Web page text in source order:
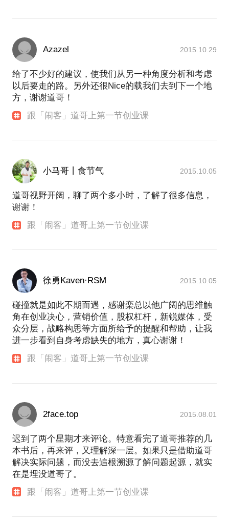
Azazel 2015.10.29
给了不少好的建议，使我们从另一种角度分析和考虑
以后要走的路。另外还很Nice的载我们去到下一个地
方，谢谢道哥！
跟「闹客」道哥上第一节创业课
小马哥丨食节气 2015.10.05
道哥视野开阔，聊了两个多小时，了解了很多信息，
谢谢！
跟「闹客」道哥上第一节创业课
徐勇Kaven·RSM 2015.10.05
碰撞就是如此不期而遇，感谢栾总以他广阔的思维触
角在创业决心，营销价值，股权杠杆，新锐媒体，受
众分层，战略构思等方面所给予的提醒和帮助，让我
进一步看到自身考虑缺失的地方，真心谢谢！
跟「闹客」道哥上第一节创业课
2face.top 2015.08.01
迟到了两个星期才来评论。特意看完了道哥推荐的几
本书后，再来评，又理解深一层。如果只是借助道哥
解决实际问题，而没去追根溯源了解问题起源，就实
在是埋没道哥了。
跟「闹客」道哥上第一节创业课